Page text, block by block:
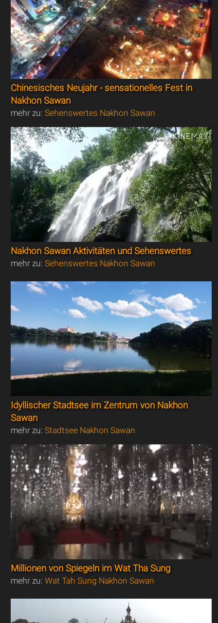
Chinesisches Neujahr - sensationelles Fest in
Nakhon Sawan
mehr zu:Sehenswertes Nakhon Sawan
Nakhon Sawan Aktivitäten und Sehenswertes
mehr zu:Sehenswertes Nakhon Sawan
Idyllischer Stadtsee im Zentrum von Nakhon
Sawan
mehr zu:Stadtsee Nakhon Sawan
Millionen von Spiegeln im Wat Tha Sung
mehr zu:Wat Tah Sung Nakhon Sawan